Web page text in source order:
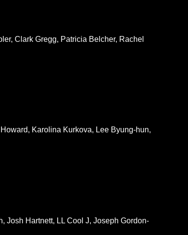
Clark Gregg, Patricia Belcher, Rachel
Karolina Kurkova, Lee Byung-hun,
Josh Hartnett, LL Cool J, Joseph Gordon-